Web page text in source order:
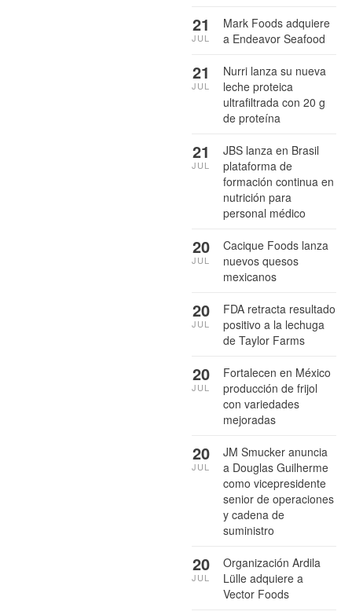
Mark Foods adquiere
a Endeavor Seafood
21
JUL
Nurri lanza su nueva
leche proteica
ultrafiltrada con 20 g
de proteína
21
JUL
JBS lanza en Brasil
plataforma de
formación continua en
nutrición para
personal médico
21
JUL
Cacique Foods lanza
nuevos quesos
mexicanos
20
JUL
FDA retracta resultado
positivo a la lechuga
de Taylor Farms
20
JUL
Fortalecen en México
producción de frijol
con variedades
mejoradas
20
JUL
JM Smucker anuncia
a Douglas Guilherme
como vicepresidente
senior de operaciones
y cadena de
suministro
20
JUL
Organización Ardila
Lülle adquiere a
Vector Foods
20
JUL